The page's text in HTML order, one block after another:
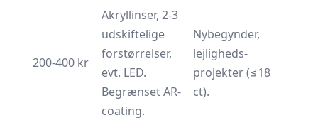
200-400 kr
Akryl­linser, 2-3
udskiftelige
forstørrelser,
evt. LED.
Begrænset AR-
coating.
Nybegynder,
lejligheds-
projekter (≤18
ct).